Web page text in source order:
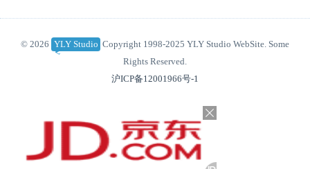
© 2026 YLY Studio Copyright 1998-2025 YLY Studio WebSite. Some
Rights Reserved.
沪ICP备12001966号-1